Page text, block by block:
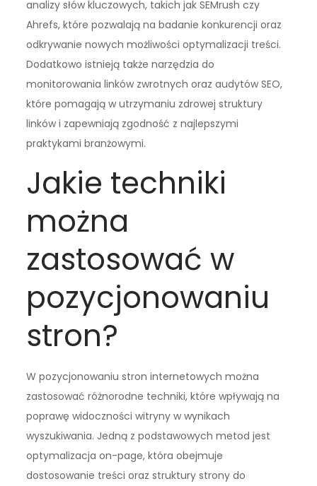
analizy słów kluczowych, takich jak SEMrush czy
Ahrefs, które pozwalają na badanie konkurencji oraz
odkrywanie nowych możliwości optymalizacji treści.
Dodatkowo istnieją także narzędzia do
monitorowania linków zwrotnych oraz audytów SEO,
które pomagają w utrzymaniu zdrowej struktury
linków i zapewniają zgodność z najlepszymi
praktykami branżowymi.
Jakie techniki
można
zastosować w
pozycjonowaniu
stron?
W pozycjonowaniu stron internetowych można
zastosować różnorodne techniki, które wpływają na
poprawę widoczności witryny w wynikach
wyszukiwania. Jedną z podstawowych metod jest
optymalizacja on-page, która obejmuje
dostosowanie treści oraz struktury strony do